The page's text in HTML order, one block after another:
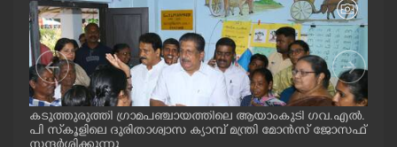
SPIRITUAL
INFO+
ART
കടുത്തുരുത്തി ഗ്രാമപഞ്ചായത്തിലെ ആയാംകുടി ഗവ.എൽ.
പി സ്‌കൂളിലെ ദുരിതാശ്വാസ ക്യാമ്പ് മന്ത്രി മോൻസ് ജോസഫ്